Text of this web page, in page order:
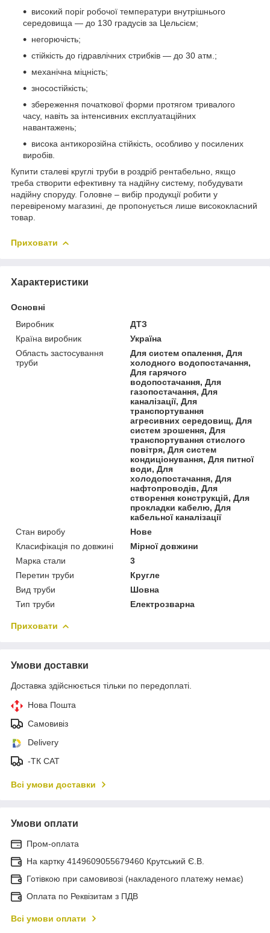
високий поріг робочої температури внутрішнього
середовища — до 130 градусів за Цельсієм;
негорючість;
стійкість до гідравлічних стрибків — до 30 атм.;
механічна міцність;
зносостійкість;
збереження початкової форми протягом тривалого
часу, навіть за інтенсивних експлуатаційних
навантажень;
висока антикорозійна стійкість, особливо у посилених
виробів.
Купити сталеві круглі труби в роздріб рентабельно, якщо
треба створити ефективну та надійну систему, побудувати
надійну споруду. Головне – вибір продукції робити у
перевіреному магазині, де пропонується лише висококласний
товар.
Приховати
Характеристики
Основні
Виробник
ДТЗ
Країна виробник
Україна
Область застосування
труби
Для систем опалення, Для
холодного водопостачання,
Для гарячого
водопостачання, Для
газопостачання, Для
каналізації, Для
транспортування
агресивних середовищ, Для
систем зрошення, Для
транспортування стислого
повітря, Для систем
кондиціонування, Для питної
води, Для
холодопостачання, Для
нафтопроводів, Для
створення конструкцій, Для
прокладки кабелю, Для
кабельної каналізації
Стан виробу
Нове
Класифікація по довжині
Мірної довжини
Марка стали
3
Перетин труби
Кругле
Вид труби
Шовна
Тип труби
Електрозварна
Приховати
Умови доставки
Доставка здійснюється тільки по передоплаті.
Нова Пошта
Самовивіз
Delivery
-ТК САТ
Всі умови доставки
Умови оплати
Пром-оплата
На картку 4149609055679460 Крутський Є.В.
Готівкою при самовивозі (накладеного платежу немає)
Оплата по Реквізитам з ПДВ
Всі умови оплати